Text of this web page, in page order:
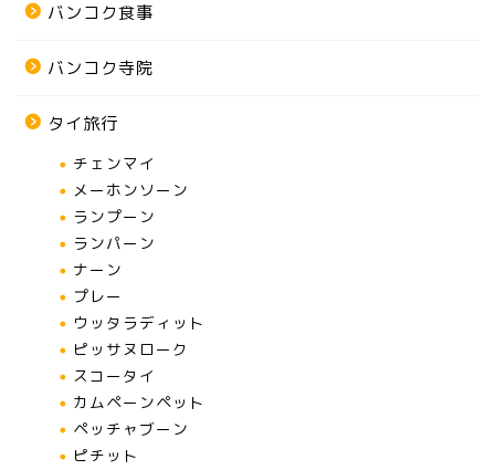
バンコク食事
バンコク寺院
タイ旅行
チェンマイ
メーホンソーン
ランプーン
ランパーン
ナーン
プレー
ウッタラディット
ピッサヌローク
スコータイ
カムペーンペット
ペッチャブーン
ピチット